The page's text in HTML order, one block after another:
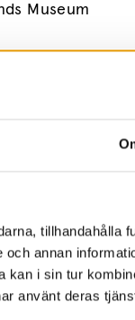
tillhandahålla
annan
kan i sin tur
använt deras
Museum